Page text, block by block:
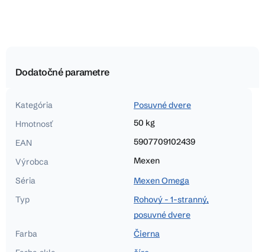
Dodatočné parametre
Kategória
Posuvné dvere
Hmotnosť
50 kg
EAN
5907709102439
Výrobca
Mexen
Séria
Mexen Omega
Typ
Rohový - 1-stranný,
posuvné dvere
Farba
Čierna